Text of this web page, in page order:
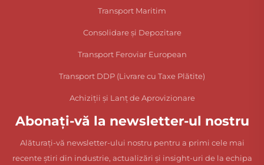
Transport Maritim
Consolidare și Depozitare
Transport Feroviar European
Transport DDP (Livrare cu Taxe Plătite)
Achiziții și Lanț de Aprovizionare
Abonați-vă la newsletter-ul nostru
Alăturați-vă newsletter-ului nostru pentru a primi cele mai
recente știri din industrie, actualizări și insight-uri de la echipa